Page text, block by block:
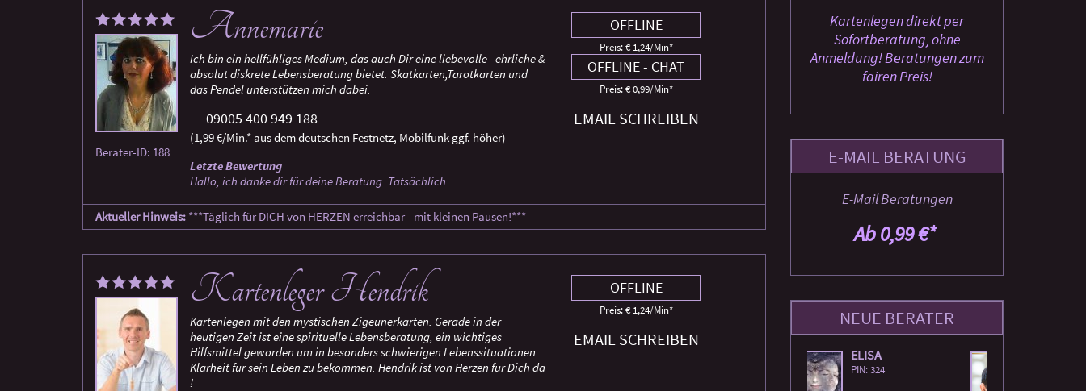
Kartenlegen direkt per
Sofortberatung, ohne
Anmeldung! Beratungen zum
fairen Preis!
E-MAIL BERATUNG
E-Mail Beratungen
Ab 0,99 €*
NEUE BERATER
PACKO
PIN: 230
Berater-ID: 188
Annemarie
Ich bin ein hellfühliges Medium, das auch Dir eine liebevolle - ehrliche &
absolut diskrete Lebensberatung bietet. Skatkarten,Tarotkarten und
das Pendel unterstützen mich dabei.
09005 400 949 188
(1,99 €/Min.* aus dem deutschen Festnetz, Mobilfunk ggf. höher)
Letzte Bewertung
Hallo, ich danke dir für deine Beratung. Tatsächlich …
OFFLINE
Preis: € 1,24/Min*
OFFLINE - CHAT
Preis: € 0,99/Min*
EMAIL SCHREIBEN
Aktueller Hinweis: ***Täglich für DICH von HERZEN erreichbar - mit kleinen Pausen!***
Kartenleger Hendrik
Kartenlegen mit den mystischen Zigeunerkarten. Gerade in der
heutigen Zeit ist eine spirituelle Lebensberatung, ein wichtiges
Hilfsmittel geworden um in besonders schwierigen Lebenssituationen
Klarheit für sein Leben zu bekommen. Hendrik ist von Herzen für Dich da
!
OFFLINE
Preis: € 1,24/Min*
EMAIL SCHREIBEN